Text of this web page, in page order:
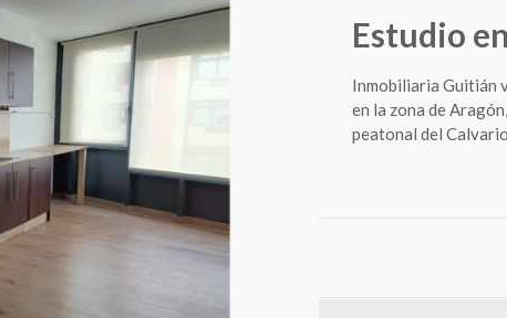
Estudio
Inmobiliaria Guitián
en la zona de
peatonal del